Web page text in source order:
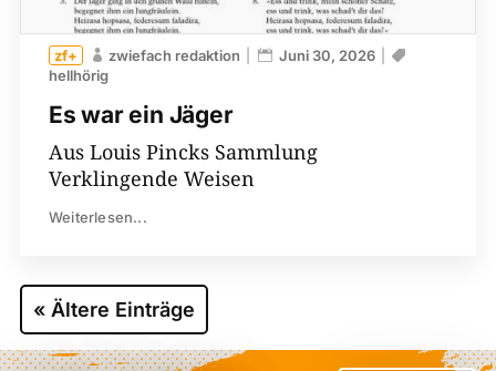
Es war ein Jäger
zwiefach redaktion
Juni 30, 2026
hellhörig
Aus Louis Pincks Sammlung
Verklingende Weisen
Weiterlesen...
« Ältere Einträge